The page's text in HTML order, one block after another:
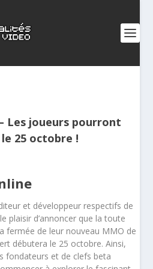
Les joueurs pourront
25 octobre !
et développeur respectifs de
plaisir d’annoncer que la toute
fermée de leur nouveau MMO de
débutera le 25 octobre. Ainsi,
fondateurs et de clefs beta